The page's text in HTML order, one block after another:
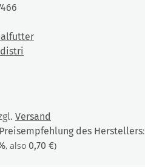
Versand
des Herstellers:
, also 0,70 €)